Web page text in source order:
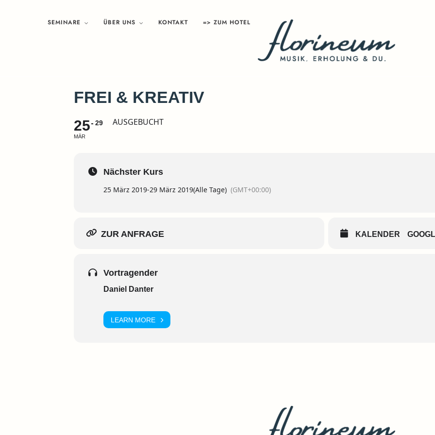
SEMINARE ÜBER UNS KONTAKT => ZUM HOTEL
FREI & KREATIV
25
MÄR
29 AUSGEBUCHT
Nächster Kurs
25 März 2019-29 März 2019(Alle Tage) (GMT+00:00)
ZUR ANFRAGE KALENDER
Vortragender
Daniel Danter
LEARN MORE